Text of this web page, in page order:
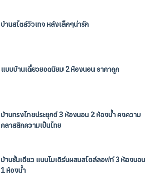
บ้านสไตล์วิวเทจ หลังเล็กๆน่ารัก
แบบบ้านเดี่ยวยอดนิยม 2 ห้องนอน ราคาถูก
บ้านทรงไทยประยุกต์ 3 ห้องนอน 2 ห้องน้ำ คงความ
คลาสสิกความเป็นไทย
บ้านชั้นเดียว แบบโมเดิร์นผสมสไตล์ลอฟท์ 3 ห้องนอน
1 ห้องน้ำ